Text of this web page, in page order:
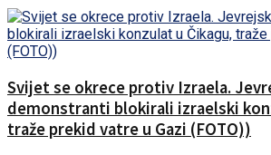
Svijet se okrece protiv Izraela.
demonstranti blokirali izraelski
traže prekid vatre u Gazi (FOTO))